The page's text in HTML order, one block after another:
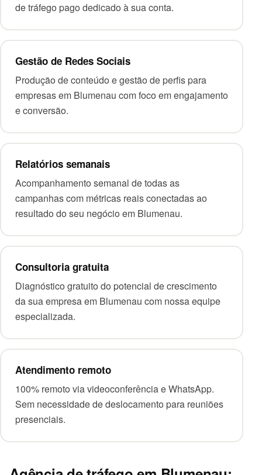
de tráfego pago dedicado à sua conta.
Gestão de Redes Sociais
Produção de conteúdo e gestão de perfis para
empresas em Blumenau com foco em engajamento
e conversão.
Relatórios semanais
Acompanhamento semanal de todas as
campanhas com métricas reais conectadas ao
resultado do seu negócio em Blumenau.
Consultoria gratuita
Diagnóstico gratuito do potencial de crescimento
da sua empresa em Blumenau com nossa equipe
especializada.
Atendimento remoto
100% remoto via videoconferência e WhatsApp.
Sem necessidade de deslocamento para reuniões
presenciais.